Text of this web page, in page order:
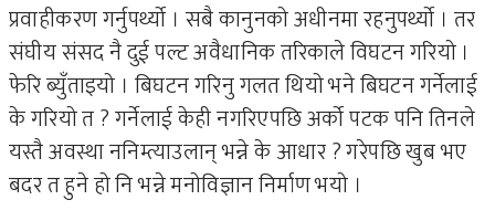
प्रवाहीकरण गर्नुपर्थ्यो । सबै कानुनको अधीनमा रहनुपर्थ्यो । तर
संघीय संसद नै दुई पल्ट अवैधानिक तरिकाले विघटन गरियो ।
फेरि ब्युँताइयो । बिघटन गरिनु गलत थियो भने बिघटन गर्नेलाई
के गरियो त ? गर्नेलाई केही नगरिएपछि अर्को पटक पनि तिनले
यस्तै अवस्था ननिम्त्याउलान् भन्ने के आधार ? गरेपछि खुब भए
बदर त हुने हो नि भन्ने मनोविज्ञान निर्माण भयो ।